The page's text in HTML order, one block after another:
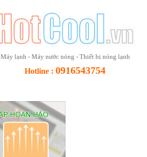
Máy lạnh - Máy nước nóng - Thiết bị nóng lạnh
Hotline : 0916543754